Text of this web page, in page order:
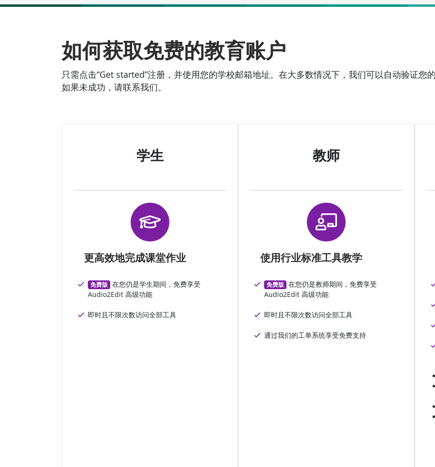
如何获取免费的教育账户
只需点击“Get started”注册，并使用您的学校邮箱地址。在大多数情况下，我们可以自动验证您
如果未成功，请联系我们。
学生
更高效地完成课堂作业
免费版 在您仍是学生期间，免费享受
Audio2Edit 高级功能
即时且不限次数访问全部工具
教师
使用行业标准工具教学
免费版 在您仍是教师期间，免费享受
Audio2Edit 高级功能
即时且不限次数访问全部工具
通过我们的工单系统享受免费支持